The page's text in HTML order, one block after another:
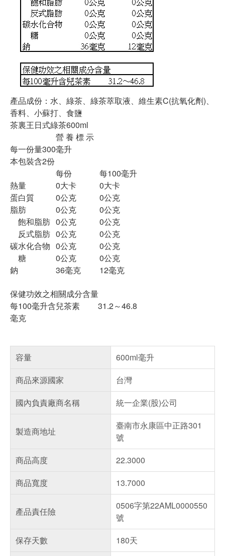
產品成份：水、綠茶、綠茶萃取液、維生素C(抗氧化劑)、
香料、小蘇打、食鹽
茶裏王日式綠茶600ml
營 養 標 示
每一份量300毫升
本包裝含2份
每份
每100毫升
熱量
0大卡
0大卡
蛋白質
0公克
0公克
脂肪
0公克
0公克
飽和脂肪 0公克
0公克
反式脂肪 0公克
0公克
碳水化合物 0公克
0公克
糖
0公克
0公克
鈉
36毫克 12毫克
保健功效之相關成分含量
每100毫升含兒茶素 31.2～46.8
毫克
容量
600ml毫升
商品來源國家
台灣
國內負責廠商名稱
統一企業(股)公司
製造商地址
臺南市永康區中正路301
號
商品高度
22.3000
商品寬度
13.7000
產品責任險
0506字第22AML0000550
號
保存天數
180天